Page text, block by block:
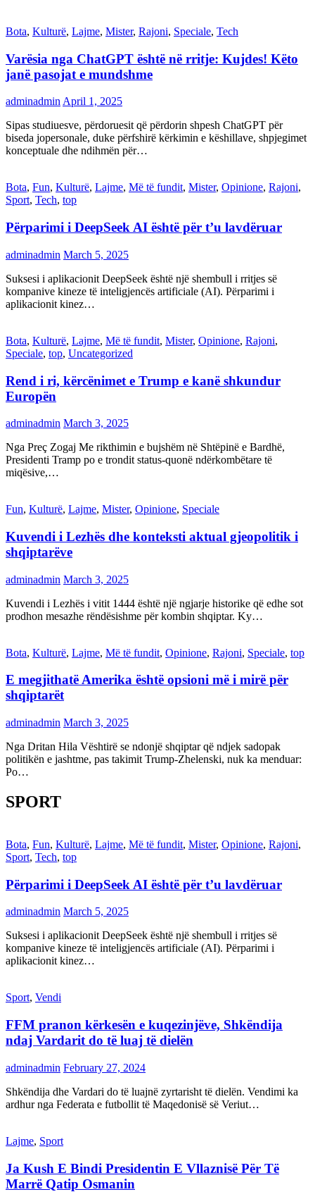
Bota, Kulturë, Lajme, Mister, Rajoni, Speciale, Tech
Varësia nga ChatGPT është në rritje: Kujdes! Këto
janë pasojat e mundshme
adminadmin April 1, 2025
Sipas studiuesve, përdoruesit që përdorin shpesh ChatGPT për
biseda jopersonale, duke përfshirë kërkimin e këshillave, shpjegimet
konceptuale dhe ndihmën për…
Bota, Fun, Kulturë, Lajme, Më të fundit, Mister, Opinione, Rajoni,
Sport, Tech, top
Përparimi i DeepSeek AI është për t’u lavdëruar
adminadmin March 5, 2025
Suksesi i aplikacionit DeepSeek është një shembull i rritjes së
kompanive kineze të inteligjencës artificiale (AI). Përparimi i
aplikacionit kinez…
Bota, Kulturë, Lajme, Më të fundit, Mister, Opinione, Rajoni,
Speciale, top, Uncategorized
Rend i ri, kërcënimet e Trump e kanë shkundur
Europën
adminadmin March 3, 2025
Nga Preç Zogaj Me rikthimin e bujshëm në Shtëpinë e Bardhë,
Presidenti Tramp po e trondit status-quonë ndërkombëtare të
miqësive,…
Fun, Kulturë, Lajme, Mister, Opinione, Speciale
Kuvendi i Lezhës dhe konteksti aktual gjeopolitik i
shqiptarëve
adminadmin March 3, 2025
Kuvendi i Lezhës i vitit 1444 është një ngjarje historike që edhe sot
prodhon mesazhe rëndësishme për kombin shqiptar. Ky…
Bota, Kulturë, Lajme, Më të fundit, Opinione, Rajoni, Speciale, top
E megjithatë Amerika është opsioni më i mirë për
shqiptarët
adminadmin March 3, 2025
Nga Dritan Hila Vështirë se ndonjë shqiptar që ndjek sadopak
politikën e jashtme, pas takimit Trump-Zhelenski, nuk ka menduar:
Po…
SPORT
Bota, Fun, Kulturë, Lajme, Më të fundit, Mister, Opinione, Rajoni,
Sport, Tech, top
Përparimi i DeepSeek AI është për t’u lavdëruar
adminadmin March 5, 2025
Suksesi i aplikacionit DeepSeek është një shembull i rritjes së
kompanive kineze të inteligjencës artificiale (AI). Përparimi i
aplikacionit kinez…
Sport, Vendi
FFM pranon kërkesën e kuqezinjëve, Shkëndija
ndaj Vardarit do të luaj të dielën
adminadmin February 27, 2024
Shkëndija dhe Vardari do të luajnë zyrtarisht të dielën. Vendimi ka
ardhur nga Federata e futbollit të Maqedonisë së Veriut…
Lajme, Sport
Ja Kush E Bindi Presidentin E Vllaznisë Për Të
Marrë Qatip Osmanin